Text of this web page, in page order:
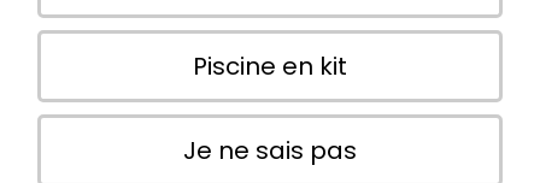
Piscine en kit
Je ne sais pas